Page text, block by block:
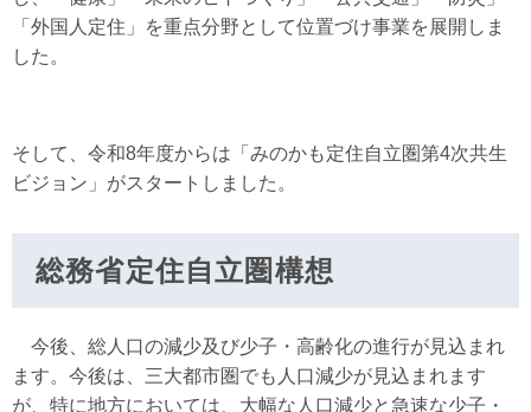
「外国人定住」を重点分野として位置づけ事業を展開しま
した。
そして、令和8年度からは「みのかも定住自立圏第4次共生
ビジョン」がスタートしました。
総務省定住自立圏構想
今後、総人口の減少及び少子・高齢化の進行が見込まれ
ます。今後は、三大都市圏でも人口減少が見込まれます
が、特に地方においては、大幅な人口減少と急速な少子・